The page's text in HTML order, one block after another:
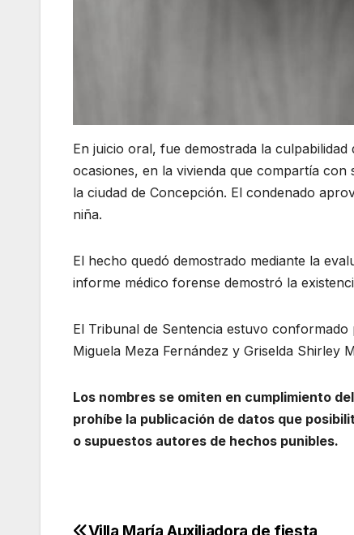
En juicio oral, fue demostrada la
ocasiones, en la vivienda que compartía
la ciudad de Concepción. El condenado
niña.
El hecho quedó demostrado mediante la
informe médico forense demostró la
El Tribunal de Sentencia estuvo
Miguela Meza Fernández y Griselda Shirley
Los nombres se omiten en cumplimiento
prohíbe la publicación de datos que
o supuestos autores de hechos punibles.